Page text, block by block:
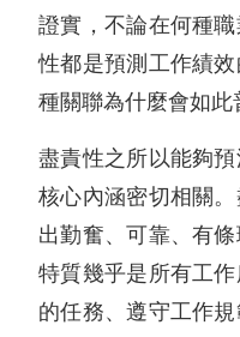
證實，不論在何種
性都是預測工作績
種關聯為什麼會如此
盡責性之所以能夠
核心內涵密切相關
出勤奮、可靠、有
特質幾乎是所有工
的任務、遵守工作